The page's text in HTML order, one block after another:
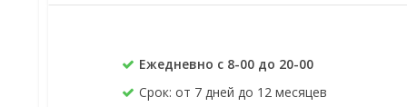
Ежедневно с 8-00 до 20-00
Срок: от 7 дней до 12 месяцев